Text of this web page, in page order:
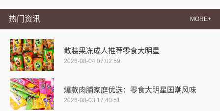
热门资讯 MORE+
散装果冻成人推荐零食大明星
2026-08-04 07:02:59
爆款肉脯家庭优选：零食大明星国潮风味
2026-08-03 17:40:51